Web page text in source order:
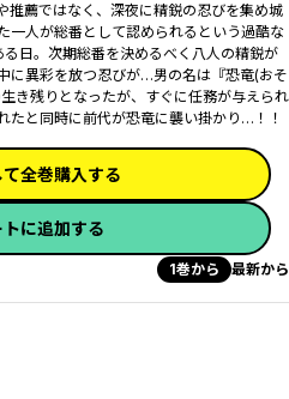
推薦ではなく、深夜に精鋭の忍びを集め城
一人が総番として認められるという過酷な
日。次期総番を決めるべく八人の精鋭が
に異彩を放つ忍びが…男の名は『恐竜(おそ
き残りとなったが、すぐに任務が与えられ
たと同時に前代が恐竜に襲い掛かり…！！
全巻購入する
に追加する
1巻から 最新から